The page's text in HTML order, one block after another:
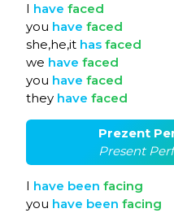
I have faced
you have faced
she,he,it has faced
we have faced
you have faced
they have faced
Prezent
Present
I have been facing
you have been facing